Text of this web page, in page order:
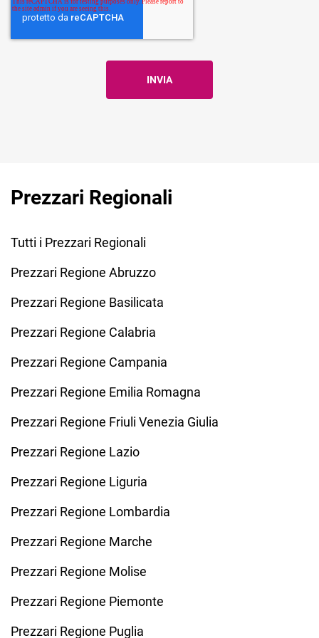
Prezzari Regionali
Tutti i Prezzari Regionali
Prezzari Regione Abruzzo
Prezzari Regione Basilicata
Prezzari Regione Calabria
Prezzari Regione Campania
Prezzari Regione Emilia Romagna
Prezzari Regione Friuli Venezia Giulia
Prezzari Regione Lazio
Prezzari Regione Liguria
Prezzari Regione Lombardia
Prezzari Regione Marche
Prezzari Regione Molise
Prezzari Regione Piemonte
Prezzari Regione Puglia